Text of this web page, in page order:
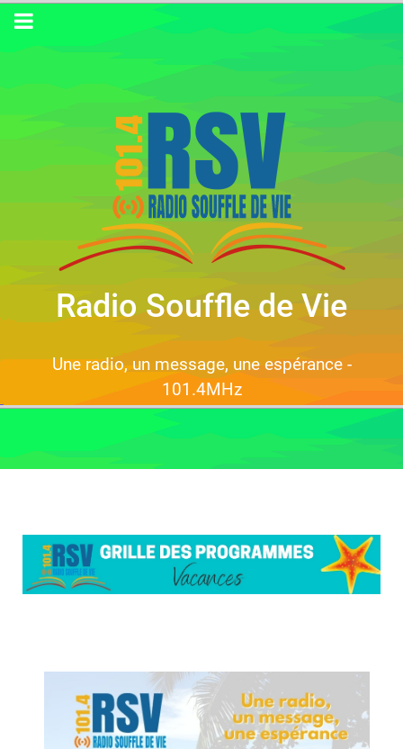
Radio Souffle de Vie
Une radio, un message, une espérance -
101.4MHz